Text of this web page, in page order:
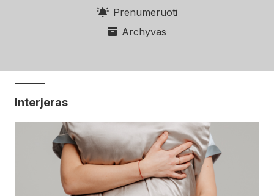
Prenumeruoti
Archyvas
Interjeras